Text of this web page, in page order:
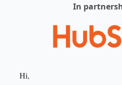
In
Hi,